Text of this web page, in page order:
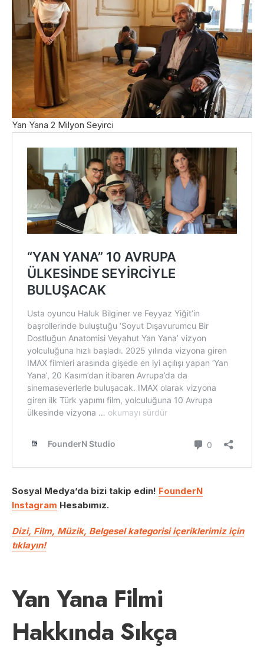
Yan Yana 2 Milyon Seyirci
Sosyal Medya’da bizi takip edin! FounderN
Instagram Hesabımız.
Dizi, Film, Müzik, Belgesel kategorisi içeriklerimiz için
tıklayın!
Yan Yana Filmi
Hakkında Sıkça